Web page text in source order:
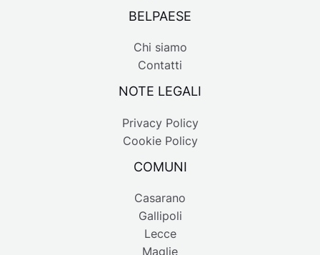
BELPAESE
Chi siamo
Contatti
NOTE LEGALI
Privacy Policy
Cookie Policy
COMUNI
Casarano
Gallipoli
Lecce
Maglie